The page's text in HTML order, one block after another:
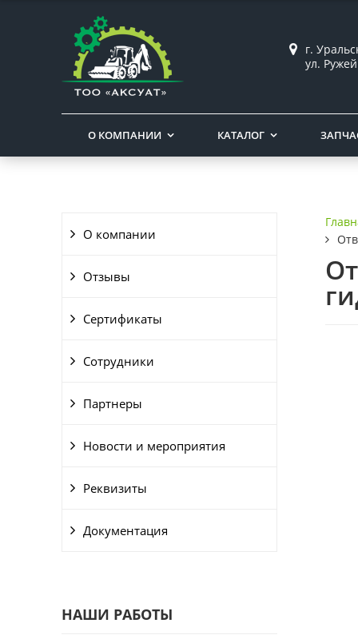
г.
ул.
О КОМПАНИИ КАТАЛОГ
О компании
Отзывы
Сертификаты
Сотрудники
Партнеры
Новости и мероприятия
Реквизиты
Документация
НАШИ РАБОТЫ